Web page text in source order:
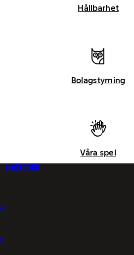
Hållbarhet
Bolagstyrning
Våra spel